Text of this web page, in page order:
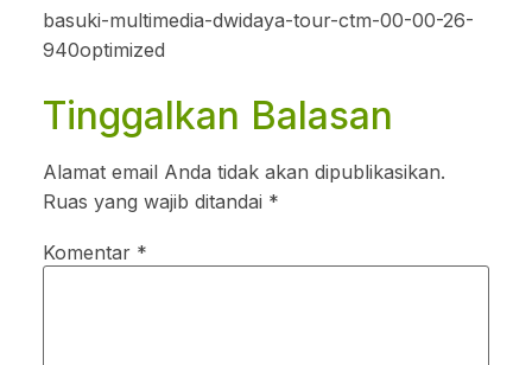
basuki-multimedia-dwidaya-tour-ctm-00-00-26-
940optimized
Tinggalkan Balasan
Alamat email Anda tidak akan dipublikasikan.
Ruas yang wajib ditandai *
Komentar *